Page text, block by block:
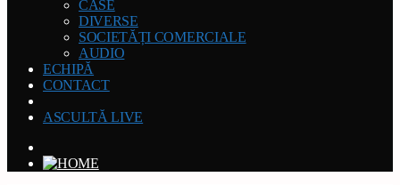
CASE
DIVERSE
SOCIETĂȚI COMERCIALE
AUDIO
ECHIPĂ
CONTACT
ASCULTĂ LIVE